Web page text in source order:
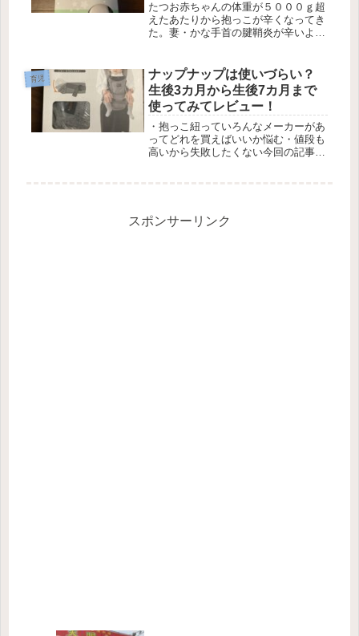
たつお赤ちゃんの体重が５０００ｇ超
えたあたりから抱っこが辛くなってき
た。妻・かな手首の腱鞘炎が辛いよ
機嫌なのですが、寝床に置くとギャン
泣きになります。そのため、ずっと抱
っこ...
育児
ナップナップは使いづらい？
生後3カ月から生後7カ月まで
使ってみてレビュー！
・抱っこ紐っていろんなメーカーがあ
ってどれを買えばいいか悩む・値段も
高いから失敗したくない今回の記事で
い...
スポンサーリンク